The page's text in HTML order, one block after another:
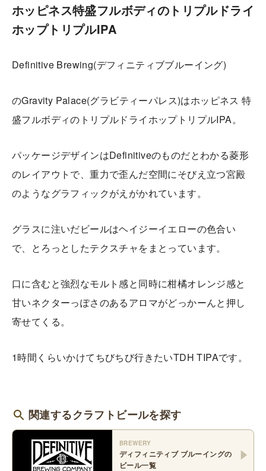
ホッピネス特盛フルボディのトリプルドライ
ホップトリプルIPA
Definitive Brewing(デフィニティブブルーイング)
のGravity Palace(グラビティーパレス)はホッピネス 特
盛フルボディのトリプルドライホップトリプルIPA。
パッケージデザインはDefinitiveのものだとわかる菱形
のレイアウトで、重力で歪んだ空間にそびえ立つ宮殿
のようなグラフィックがえがかれています。
グラスに注いだビールはヘイジーイエローの色合い
で、とろっとしたテクスチャをまとっています。
口に含むと強烈なモルト感と同時に柑橘オレンジ感と
甘いネクターっぽさのあるアロマがどっかーんと押し
寄せてくる。
1時間くらいかけてちびちび行きたいTDH TIPAです。
関連するクラフトビールを探す
BREWERY
ディフィニティブ ブルーイングの
ビール一覧